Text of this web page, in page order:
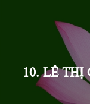
10. LÊ THỊ